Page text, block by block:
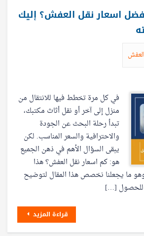
اسعار نقل العفش؟ إليك
في كل مرة تخطط فيها للانتقال من
منزل إلى آخر أو نقل أثاث مكتبك،
تبدأ رحلة البحث عن الجودة
والاحترافية والسعر المناسب. لكن
يبقى السؤال الأهم في ذهن الجميع
هو: كم اسعار نقل العفش؟ هذا
وهو ما يجعلنا نخصص هذا المقال لتوضيح
للحصول […]
قراءة المزيد